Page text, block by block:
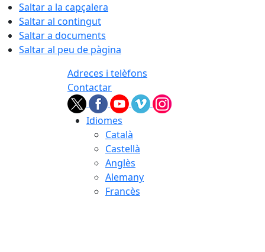
Saltar a la capçalera
Saltar al contingut
Saltar a documents
Saltar al peu de pàgina
Adreces i telèfons
Contactar
Idiomes
Català
Castellà
Anglès
Alemany
Francès